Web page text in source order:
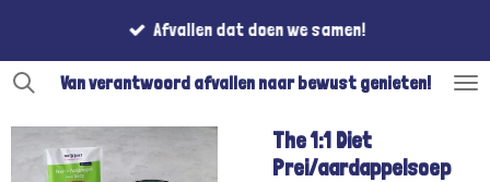
naar
hoofdinhoud
Van verantwoord afvallen naar bewust genieten!
Afvallen dat doen we samen!
The 1:1 Diet
Prei/aardappelsoep